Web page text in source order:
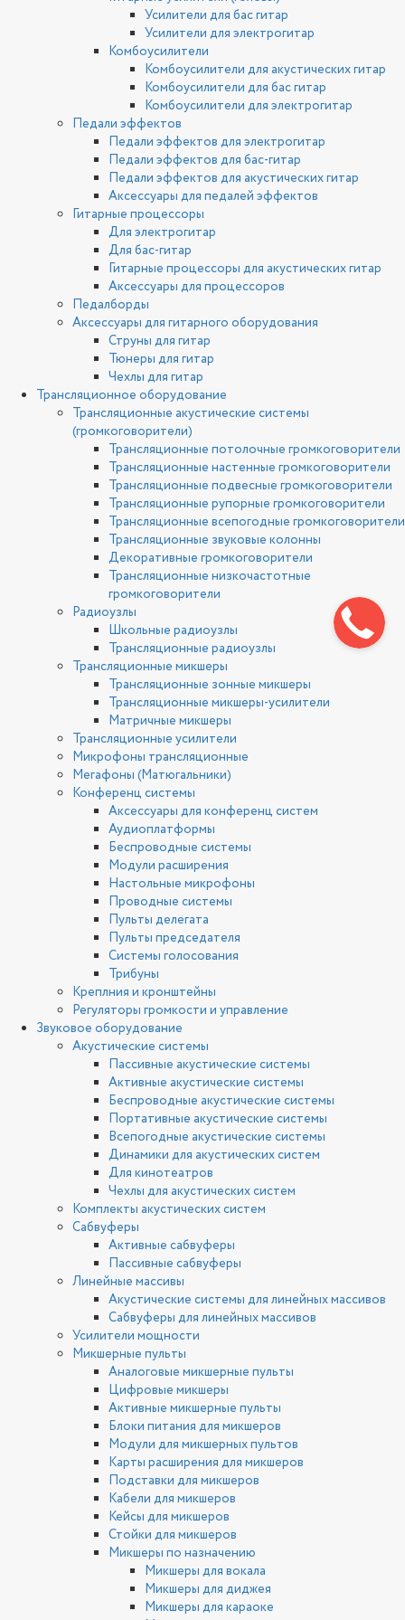
Усилители для бас гитар
Усилители для электрогитар
Комбоусилители
Комбоусилители для акустических гитар
Комбоусилители для бас гитар
Комбоусилители для электрогитар
Педали эффектов
Педали эффектов для электрогитар
Педали эффектов для бас-гитар
Педали эффектов для акустических гитар
Аксессуары для педалей эффектов
Гитарные процессоры
Для электрогитар
Для бас-гитар
Гитарные процессоры для акустических гитар
Аксессуары для процессоров
Педалборды
Аксессуары для гитарного оборудования
Струны для гитар
Тюнеры для гитар
Чехлы для гитар
Трансляционное оборудование
Трансляционные акустические системы
(громкоговорители)
Трансляционные потолочные громкоговорители
Трансляционные настенные громкоговорители
Трансляционные подвесные громкоговорители
Трансляционные рупорные громкоговорители
Трансляционные всепогодные громкоговорители
Трансляционные звуковые колонны
Декоративные громкоговорители
Трансляционные низкочастотные
громкоговорители
Радиоузлы
Школьные радиоузлы
Трансляционные радиоузлы
Трансляционные микшеры
Трансляционные зонные микшеры
Трансляционные микшеры-усилители
Матричные микшеры
Трансляционные усилители
Микрофоны трансляционные
Мегафоны (Матюгальники)
Конференц системы
Аксессуары для конференц систем
Аудиоплатформы
Беспроводные системы
Модули расширения
Настольные микрофоны
Проводные системы
Пульты делегата
Пульты председателя
Системы голосования
Трибуны
Креплния и кронштейны
Регуляторы громкости и управление
Звуковое оборудование
Акустические системы
Пассивные акустические системы
Активные акустические системы
Беспроводные акустические системы
Портативные акустические системы
Всепогодные акустические системы
Динамики для акустических систем
Для кинотеатров
Чехлы для акустических систем
Комплекты акустических систем
Сабвуферы
Активные сабвуферы
Пассивные сабвуферы
Линейные массивы
Акустические системы для линейных массивов
Сабвуферы для линейных массивов
Усилители мощности
Микшерные пульты
Аналоговые микшерные пульты
Цифровые микшеры
Активные микшерные пульты
Блоки питания для микшеров
Модули для микшерных пультов
Карты расширения для микшеров
Подставки для микшеров
Кабели для микшеров
Кейсы для микшеров
Стойки для микшеров
Микшеры по назначению
Микшеры для вокала
Микшеры для диджея
Микшеры для караоке